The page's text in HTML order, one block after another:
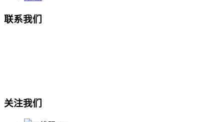
联系我们
关注我们